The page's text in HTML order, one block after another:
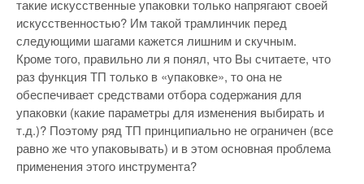
такие искусственные упаковки только напрягают своей
искусственностью? Им такой трамлинчик перед
следующими шагами кажется лишним и скучным.
Кроме того, правильно ли я понял, что Вы считаете, что
раз функция ТП только в «упаковке», то она не
обеспечивает средствами отбора содержания для
упаковки (какие параметры для изменения выбирать и
т.д.)? Поэтому ряд ТП принципиально не ограничен (все
равно же что упаковывать) и в этом основная проблема
применения этого инструмента?